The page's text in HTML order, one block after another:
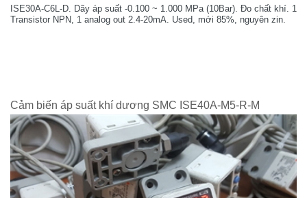
ISE30A-C6L-D. Dãy áp suất -0.100 ~ 1.000 MPa (10Bar). Đo chất khí. 1
Transistor NPN, 1 analog out 2.4-20mA. Used, mới 85%, nguyên zin.
Cảm biến áp suất khí dương SMC ISE40A-M5-R-M